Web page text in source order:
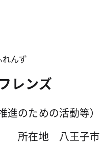
んず
レンズ
進のための活動等）
所在地 八王子市